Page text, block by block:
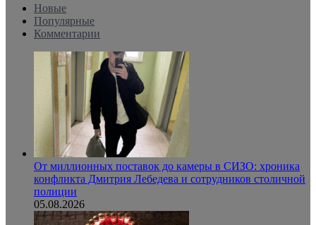
Новые
Популярные
Комментарии
От миллионных поставок до камеры в СИЗО: хроника
конфликта Дмитрия Лебедева и сотрудников столичной
полиции
05.08.2026